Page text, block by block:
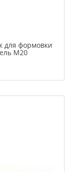
для формовки
M20